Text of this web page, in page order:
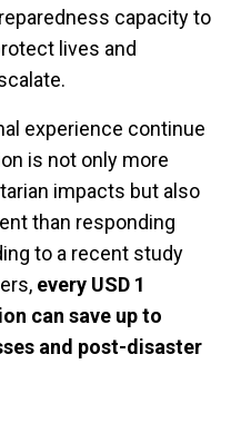
capacity to
lives and
experience continue
is not only more
impacts but also
than responding
to a recent study
every USD 1
can save up to
and post-disaster